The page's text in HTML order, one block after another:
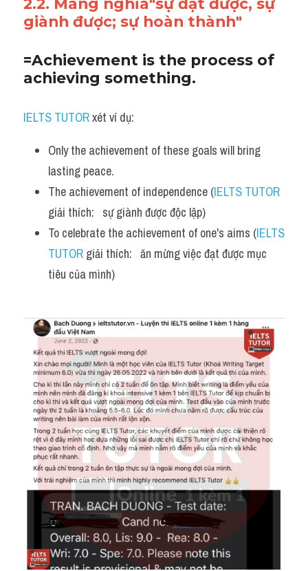
giành được; sự hoàn thành"
=Achievement is the process of
achieving something.
IELTS TUTOR xét ví dụ:
Only the achievement of these goals will bring
lasting peace.
The achievement of independence (IELTS TUTOR
giải thích:   sự giành được độc lập)
To celebrate the achievement of one's aims (IELTS
TUTOR giải thích:   ăn mừng việc đạt được mục
tiêu của mình)